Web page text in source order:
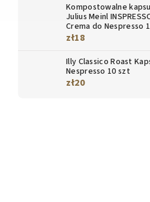
Kompostowalne
Julius Meinl
Crema do Nespresso
zł18
Illy Classico Roast
Nespresso 10 szt
zł20